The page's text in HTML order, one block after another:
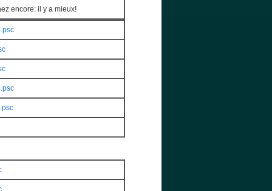
encore: il y a mieux!